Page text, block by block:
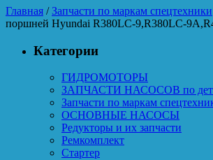
Главная /Запчасти по маркам спецтехники
поршней Hyundai R380LC-9,R380LC-
Категории
ГИДРОМОТОРЫ
ЗАПЧАСТИ НАСОСОВ по
Запчасти по маркам
ОСНОВНЫЕ НАСОСЫ
Редукторы и их запчасти
Ремкомплект
Стартер